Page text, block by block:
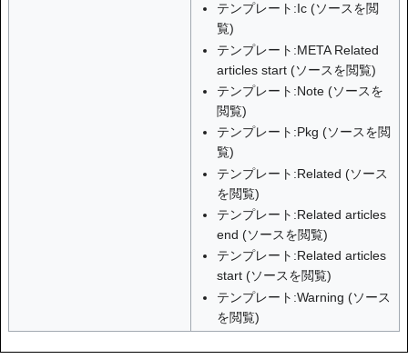
テンプレート:Ic(ソースを閲
覧)
テンプレート:META Related
articles start(ソースを閲覧)
テンプレート:Note(ソースを
閲覧)
テンプレート:Pkg (ソースを閲
覧)
テンプレート:Related (ソース
を閲覧)
テンプレート:Related articles
end (ソースを閲覧)
テンプレート:Related articles
start(ソースを閲覧)
テンプレート:Warning (ソース
を閲覧)